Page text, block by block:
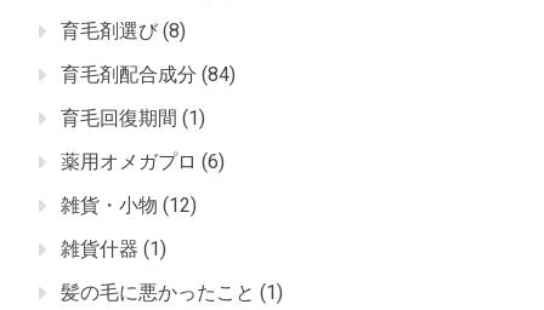
育毛剤選び (8)
育毛剤配合成分 (84)
育毛回復期間 (1)
薬用オメガプロ (6)
雑貨・小物 (12)
雑貨什器 (1)
髪の毛に悪かったこと (1)